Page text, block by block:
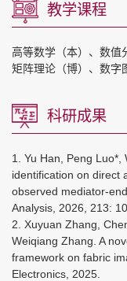
教学课程
高等数学（本）、数值
矩阵理论（博）、数字
科研成果
1. Yu Han, Peng
identification on direct
observed mediator-
Analysis, 2026, 213:
2. Xuyuan Zhang,
Weiqiang Zhang. A
framework on fabric
Electronics, 2025.